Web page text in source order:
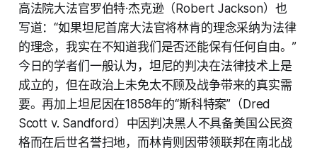
高法院大法官罗伯特·杰克逊（Robert Jackson）也
写道：“如果坦尼首席大法官将林肯的理念采纳为法律
的理念，我实在不知道我们是否还能保有任何自由。”
今日的学者们一般认为，坦尼的判决在法律技术上是
成立的，但在政治上未免太不顾及战争带来的真实需
要。再加上坦尼因在1858年的“斯科特案”（Dred
Scott v. Sandford）中因判决黑人不具备美国公民资
格而在后世名誉扫地，而林肯则因带领联邦在南北战